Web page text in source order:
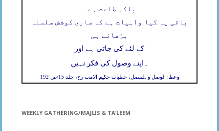
بلکہ طاعت ہے۔
باقی یہ کیا واہیات ہے کہ ساری کوشش سلسلہ
بڑھانے ہی
کے لئے کی جاتی ہے اور
اپنے وصول کی فکر نہیں
وعظ: الوصل وہلفصل، خطبات حکیم الامت رح، جلد 15/ص 192
WEEKLY GATHERING/MAJLIS & TA’LEEM